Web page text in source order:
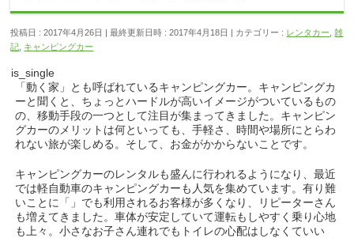
投稿日 : 2017年4月26日 最終更新日時 : 2017年4月18日 カテゴリー : レンタカー ,雑
記 キャンピングカー
is_single
「動く家」とも呼ばれているキャンピングカー。キャンピングカ
ーと聞くと、ちょっとハードルが高いイメージがついているもの
の、移動手段の一つとして注目が集まってきました。キャンピン
グカーのメリットは何といっても、手軽さ、時間や場所にとらわ
れない旅が楽しめる。そして、お金がかからないことです。
キャンピングカーのレンタルも盛んに行われるようになり、最近
では軽自動車のキャンピングカーも人気を集めています。有り難
いことに「」でも利用されるお客様が多くなり、リピーターさん
も増えてきました。車体が安定していて運転もしやすく乗り心地
も上々。小さなお子さん連れでもトイレの心配はしなくていい